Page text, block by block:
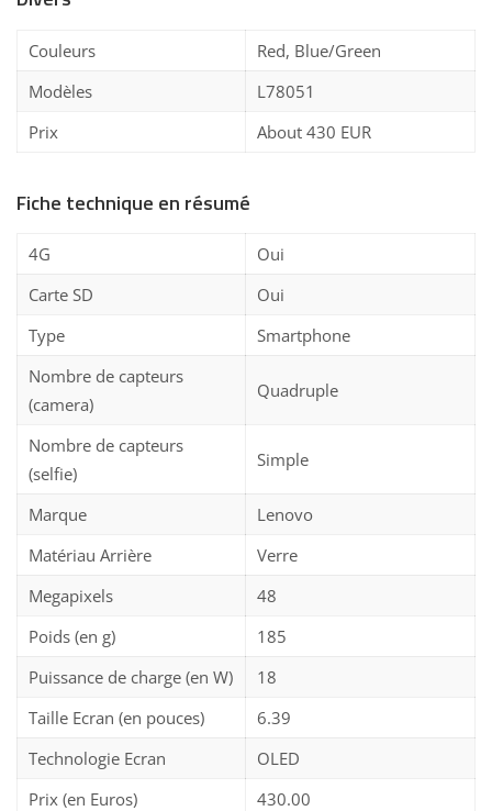
Couleurs
Red, Blue/Green
Modèles
L78051
Prix
About 430 EUR
Fiche technique en résumé
4G
Oui
Carte SD
Oui
Type
Smartphone
Nombre de capteurs
(camera)
Quadruple
Nombre de capteurs
(selfie)
Simple
Marque
Lenovo
Matériau Arrière
Verre
Megapixels
48
Poids (en g)
185
Puissance de charge (en W)
18
Taille Ecran (en pouces)
6.39
Technologie Ecran
OLED
Prix (en Euros)
430.00